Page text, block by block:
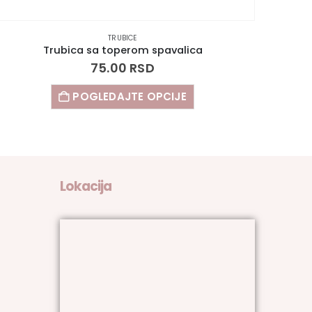
TRUBICE
Trubica sa toperom auto
75.00 RSD
POGLEDAJTE OPCIJE
Lokacija